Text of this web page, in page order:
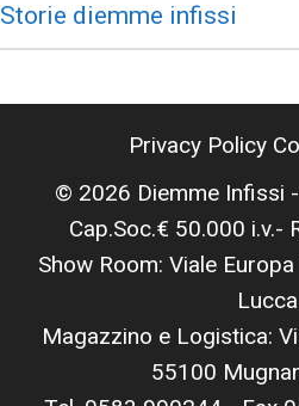
Storie diemme infissi
Privacy Policy
© 2026 Diemme Infissi
Cap.Soc.€ 50.000 i.v.-
Show Room: Viale
Lucca
Magazzino e Logistica:
55100